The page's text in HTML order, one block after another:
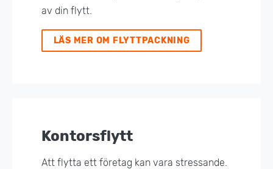
av din flytt.
LÄS MER OM FLYTTPACKNING
Kontorsflytt
Att flytta ett företag kan vara stressande.